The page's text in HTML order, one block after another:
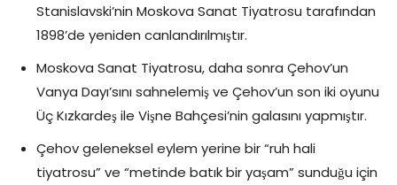
Stanislavski’nin Moskova Sanat Tiyatrosu tarafından
1898’de yeniden canlandırılmıştır.
Moskova Sanat Tiyatrosu, daha sonra Çehov’un
Vanya Dayı’sını sahnelemiş ve Çehov’un son iki oyunu
Üç Kızkardeş ile Vişne Bahçesi’nin galasını yapmıştır.
Çehov geleneksel eylem yerine bir “ruh hali
tiyatrosu” ve “metinde batık bir yaşam” sunduğu için